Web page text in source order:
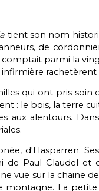
tient son nom
de
parmi la
rachetèrent
qui ont pris soin
: le bois, la terre
aux alentours.
d'Hasparren.
Paul Claudel et
vue sur la chaine
montagne. La